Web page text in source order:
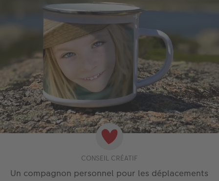
CONSEIL CRÉATIF
Un compagnon personnel pour les déplacements